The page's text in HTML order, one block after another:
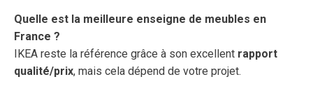
Quelle est la meilleure enseigne de meubles en
France ?
IKEA reste la référence grâce à son excellent rapport
qualité/prix, mais cela dépend de votre projet.